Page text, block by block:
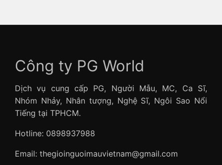
Công ty PG World
Dịch vụ cung cấp PG, Người Mẫu, MC, Ca Sĩ,
Nhóm Nhảy, Nhân tượng, Nghệ Sĩ, Ngôi Sao Nổi
Tiếng tại TPHCM.
Hotline: 0898937988
Email: thegioinguoimauvietnam@gmail.com